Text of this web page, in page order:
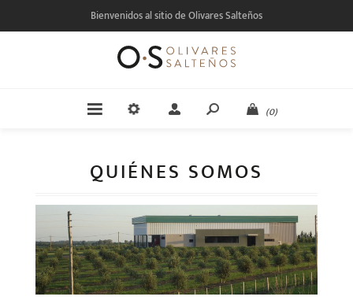
Bienvenidos al sitio de Olivares Salteños
(0)
QUIÉNES SOMOS